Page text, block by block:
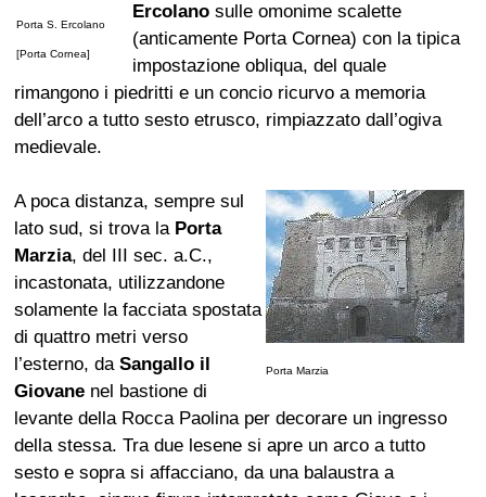
Porta S. Ercolano
[Porta Cornea]
Ercolano sulle omonime scalette
(anticamente Porta Cornea) con la tipica
impostazione obliqua, del quale
rimangono i piedritti e un concio ricurvo a memoria
dell’arco a tutto sesto etrusco, rimpiazzato dall’ogiva
medievale.
Porta Marzia
A poca distanza, sempre sul
lato sud, si trova la Porta
Marzia, del III sec. a.C.,
incastonata, utilizzandone
solamente la facciata spostata
di quattro metri verso
l’esterno, daSangallo il
Giovane nel bastione di
levante della Rocca Paolina per decorare un ingresso
della stessa. Tra due lesene si apre un arco a tutto
sesto e sopra si affacciano, da una balaustra a